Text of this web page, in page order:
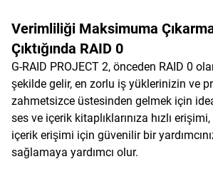
Verimliliği Maksimuma
Çıktığında RAID 0
G-RAID PROJECT 2, önceden RAID 0
şekilde gelir, en zorlu iş yüklerinizin ve
zahmetsizce üstesinden gelmek için
ses ve içerik kitaplıklarınıza hızlı
içerik erişimi için güvenilir bir
sağlamaya yardımcı olur.